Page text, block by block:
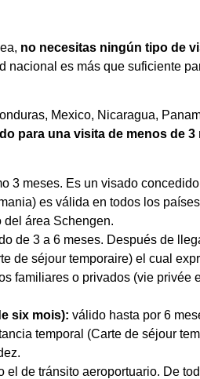
no necesitas ningún tipo de
nacional es más que suficiente
Mexico, Nicaragua,
para una visita de menos de 3
3 meses. Es un visado
es válida en todos los países
del área Schengen.
de 3 a 6 meses. Después de
de séjour temporaire) el cual
familiares o privados (vie privée
six mois): válido hasta por 6
temporal (Carte de séjour
el de tránsito aeroportuario. De